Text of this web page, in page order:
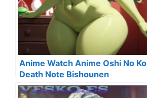
Anime Watch Anime Oshi No Ko
Death Note Bishounen